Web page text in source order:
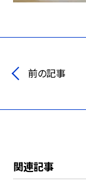
前の記事
関連記事